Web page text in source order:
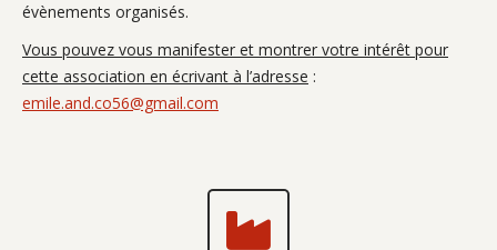
évènements organisés.
Vous pouvez vous manifester et montrer votre intérêt pour
cette association en écrivant à l’adresse :
emile.and.co56@gmail.com